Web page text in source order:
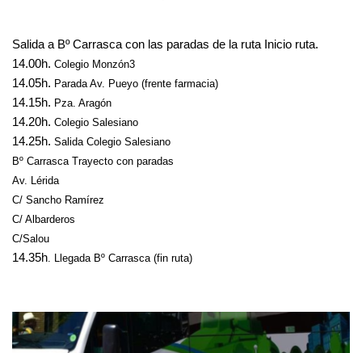
Salida a Bº Carrasca con las paradas de la ruta Inicio ruta.
14.00h. Colegio Monzón3
14.05h. Parada Av. Pueyo (frente farmacia)
14.15h. Pza. Aragón
14.20h. Colegio Salesiano
14.25h. Salida Colegio Salesiano
Bº Carrasca Trayecto con paradas
Av. Lérida
C/ Sancho Ramírez
C/ Albarderos
C/Salou
14.35h . Llegada Bº Carrasca (fin ruta)